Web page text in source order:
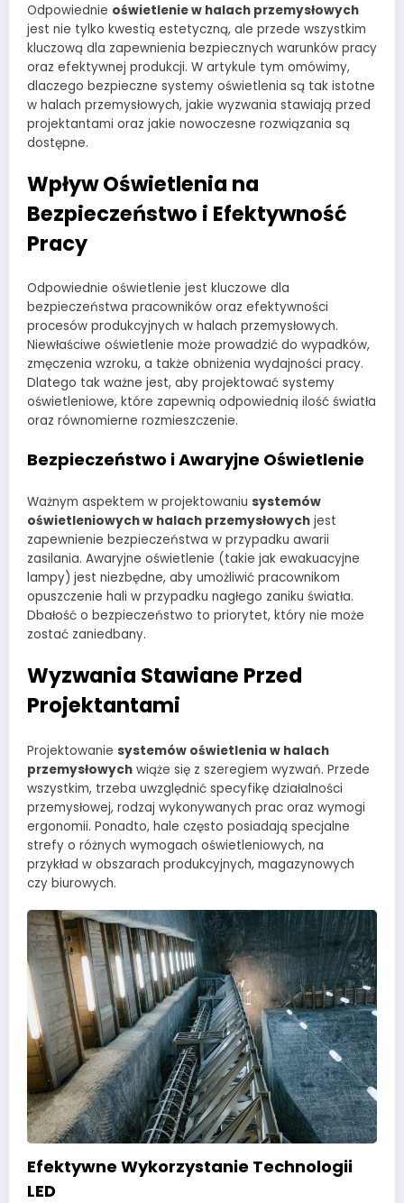
Odpowiednie oświetlenie w halach przemysłowych
jest nie tylko kwestią estetyczną, ale przede wszystkim
kluczową dla zapewnienia bezpiecznych warunków pracy
oraz efektywnej produkcji. W artykule tym omówimy,
dlaczego bezpieczne systemy oświetlenia są tak istotne
w halach przemysłowych, jakie wyzwania stawiają przed
projektantami oraz jakie nowoczesne rozwiązania są
dostępne.
Wpływ Oświetlenia na
Bezpieczeństwo i Efektywność
Pracy
Odpowiednie oświetlenie jest kluczowe dla
bezpieczeństwa pracowników oraz efektywności
procesów produkcyjnych w halach przemysłowych.
Niewłaściwe oświetlenie może prowadzić do wypadków,
zmęczenia wzroku, a także obniżenia wydajności pracy.
Dlatego tak ważne jest, aby projektować systemy
oświetleniowe, które zapewnią odpowiednią ilość światła
oraz równomierne rozmieszczenie.
Bezpieczeństwo i Awaryjne Oświetlenie
Ważnym aspektem w projektowaniu systemów
oświetleniowych w halach przemysłowych jest
zapewnienie bezpieczeństwa w przypadku awarii
zasilania. Awaryjne oświetlenie (takie jak ewakuacyjne
lampy) jest niezbędne, aby umożliwić pracownikom
opuszczenie hali w przypadku nagłego zaniku światła.
Dbałość o bezpieczeństwo to priorytet, który nie może
zostać zaniedbany.
Wyzwania Stawiane Przed
Projektantami
Projektowanie systemów oświetlenia w halach
przemysłowych wiąże się z szeregiem wyzwań. Przede
wszystkim, trzeba uwzględnić specyfikę działalności
przemysłowej, rodzaj wykonywanych prac oraz wymogi
ergonomii. Ponadto, hale często posiadają specjalne
strefy o różnych wymogach oświetleniowych, na
przykład w obszarach produkcyjnych, magazynowych
czy biurowych.
Efektywne Wykorzystanie Technologii
LED